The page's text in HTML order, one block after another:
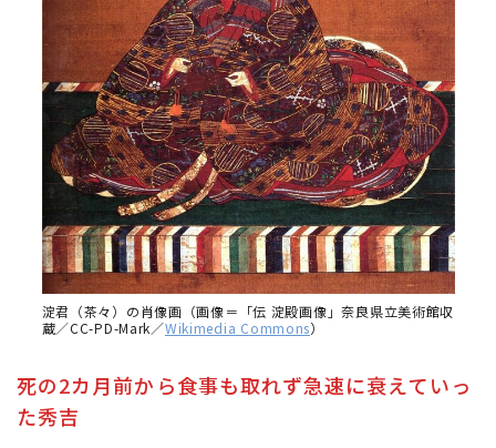
淀君（茶々）の肖像画（画像＝「伝 淀殿画像」奈良県立美術館収
蔵／CC-PD-Mark／Wikimedia Commons）
死の2カ月前から食事も取れず急速に衰えていっ
た秀吉